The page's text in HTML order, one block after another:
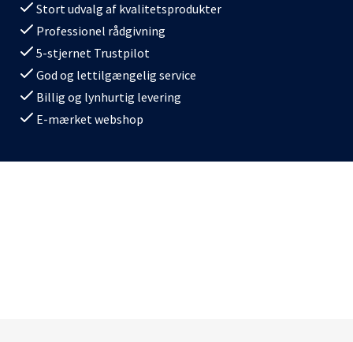
Stort udvalg af kvalitetsprodukter
Professionel rådgivning
5-stjernet Trustpilot
God og lettilgængelig service
Billig og lynhurtig levering
E-mærket webshop